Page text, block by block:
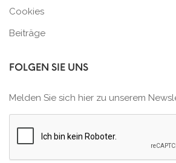
Cookies
Beiträge
FOLGEN SIE UNS
Melden Sie sich hier zu unserem